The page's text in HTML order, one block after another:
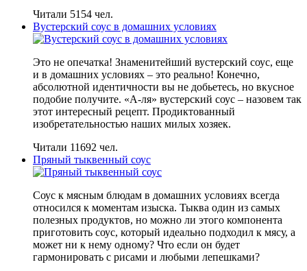
Читали 5154 чел.
Вустерский соус в домашних условиях
Это не опечатка! Знаменитейший вустерский соус, еще
и в домашних условиях – это реально! Конечно,
абсолютной идентичности вы не добьетесь, но вкусное
подобие получите. «А-ля» вустерский соус – назовем так
этот интересный рецепт. Продиктованный
изобретательностью наших милых хозяек.
Читали 11692 чел.
Пряный тыквенный соус
Соус к мясным блюдам в домашних условиях всегда
относился к моментам изыска. Тыква один из самых
полезных продуктов, но можно ли этого компонента
приготовить соус, который идеально подходил к мясу, а
может ни к нему одному? Что если он будет
гармонировать с рисами и любыми лепешками?